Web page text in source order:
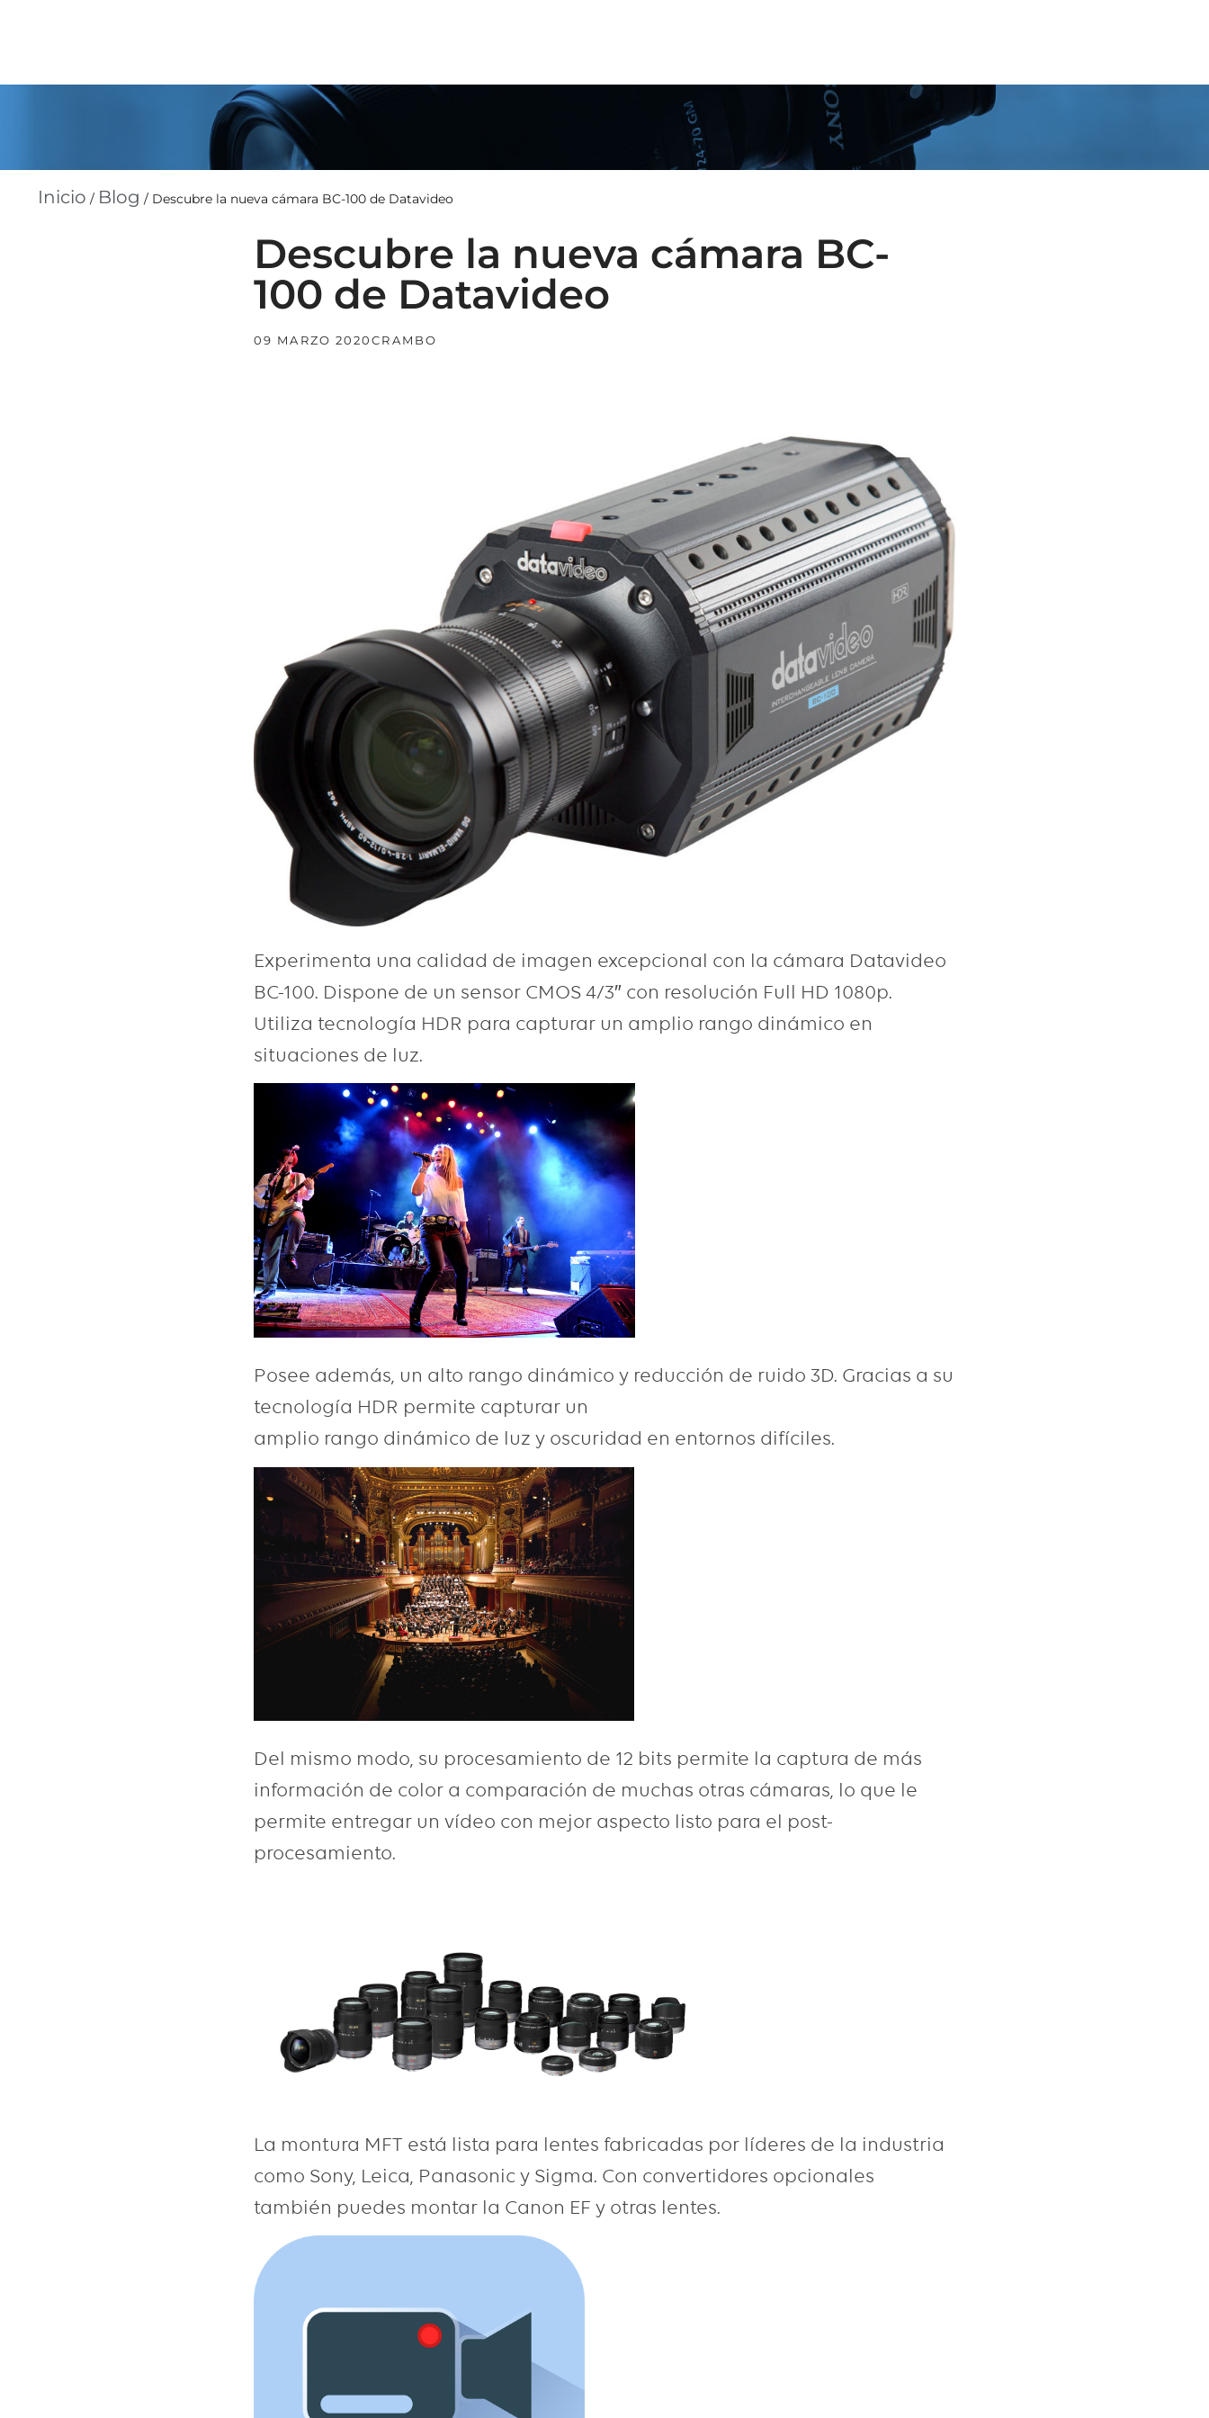
Inicio / Blog / Descubre la nueva cámara BC-100 de Datavideo
Descubre la nueva cámara BC-
100 de Datavideo
09 MARZO 2020CRAMBO
Experimenta una calidad de imagen excepcional con la cámara Datavideo
BC-100. Dispone de un sensor CMOS 4/3″ con resolución Full HD 1080p.
Utiliza tecnología HDR para capturar un amplio rango dinámico en
situaciones de luz.
Posee además, un alto rango dinámico y reducción de ruido 3D. Gracias a su
tecnología HDR permite capturar un
amplio rango dinámico de luz y oscuridad en entornos difíciles.
Del mismo modo, su procesamiento de 12 bits permite la captura de más
información de color a comparación de muchas otras cámaras, lo que le
permite entregar un vídeo con mejor aspecto listo para el post-
procesamiento.
La montura MFT está lista para lentes fabricadas por líderes de la industria
como Sony, Leica, Panasonic y Sigma. Con convertidores opcionales
también puedes montar la Canon EF y otras lentes.